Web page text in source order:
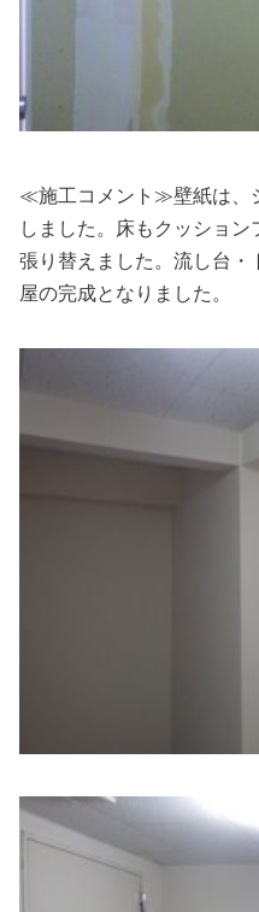
≪施工コメント≫壁紙は、
しました。床もクッショ
張り替えました。流し台
屋の完成となりました。